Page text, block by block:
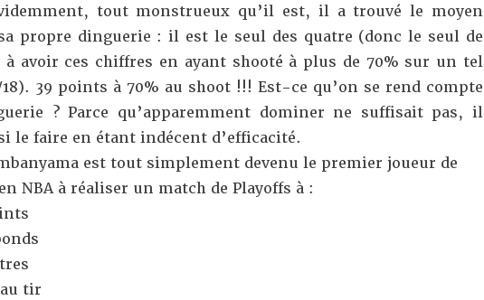
tout monstrueux qu’il est, il a trouvé le moyen
propre dinguerie : il est le seul des quatre (donc le seul de
avoir ces chiffres en ayant shooté à plus de 70% sur un tel
39 points à 70% au shoot !!! Est-ce qu’on se rend compte
? Parce qu’apparemment dominer ne suffisait pas, il
le faire en étant indécent d’efficacité.
est tout simplement devenu le premier joueur de
NBA à réaliser un match de Playoffs à :
au tir